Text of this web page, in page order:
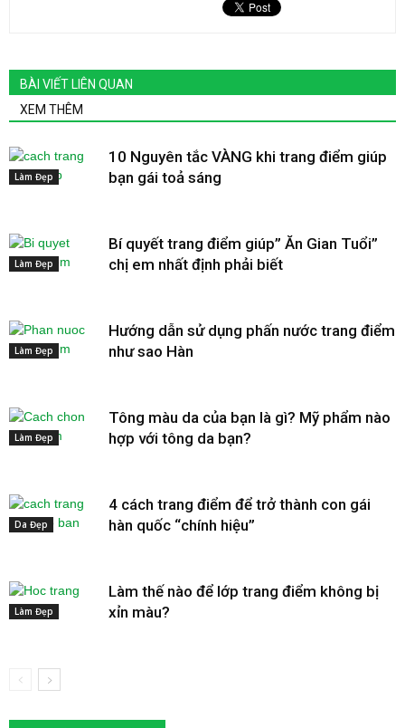
BÀI VIẾT LIÊN QUAN
XEM THÊM
Làm Đẹp
10 Nguyên tắc VÀNG khi trang điểm giúp
bạn gái toả sáng
Làm Đẹp
Bí quyết trang điểm giúp” Ăn Gian Tuổi”
chị em nhất định phải biết
Làm Đẹp
Hướng dẫn sử dụng phấn nước trang điểm
như sao Hàn
Làm Đẹp
Tông màu da của bạn là gì? Mỹ phẩm nào
hợp với tông da bạn?
Da Đẹp
4 cách trang điểm để trở thành con gái
hàn quốc “chính hiệu”
Làm Đẹp
Làm thế nào để lớp trang điểm không bị
xỉn màu?